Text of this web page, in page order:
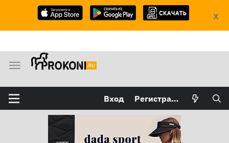
X
М
н
ю
Вход Регистрация